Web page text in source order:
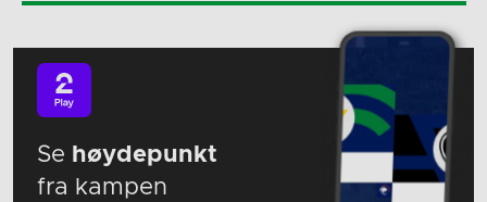
Se høydepunkt
fra kampen